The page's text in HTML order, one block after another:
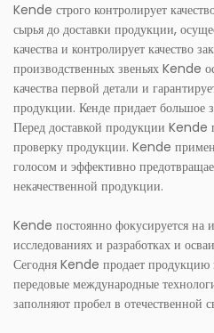
Kende строго контролирует
сырья до доставки продукции,
качества и контролирует качество
производственных звеньях Kende
качества первой детали и
продукции. Кенде придает большое
Перед доставкой продукции
проверку продукции. Kende
голосом и эффективно
некачественной продукции.
Kende постоянно фокусируется на
исследованиях и разработках и
Сегодня Kende продает
передовые международные
заполняют пробел в отечественной